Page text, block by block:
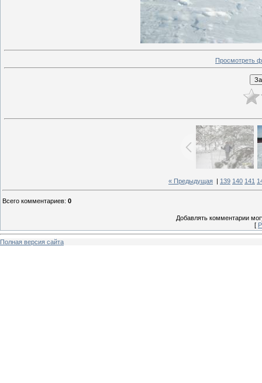
Просмотреть
« Предыдущая 139 140 141
Всего комментариев: 0
Добавлять комментарии
[
Полная версия сайта